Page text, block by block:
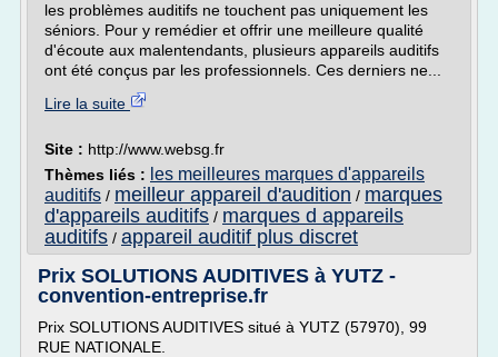
les problèmes auditifs ne touchent pas uniquement les
séniors. Pour y remédier et offrir une meilleure qualité
d'écoute aux malentendants, plusieurs appareils auditifs
ont été conçus par les professionnels. Ces derniers ne...
Lire la suite
Site : http://www.websg.fr
Thèmes liés : les meilleures marques d'appareils
auditifs / meilleur appareil d'audition / marques
d'appareils auditifs / marques d appareils
auditifs / appareil auditif plus discret
Prix SOLUTIONS AUDITIVES à YUTZ -
convention-entreprise.fr
Prix SOLUTIONS AUDITIVES situé à YUTZ (57970), 99
RUE NATIONALE.